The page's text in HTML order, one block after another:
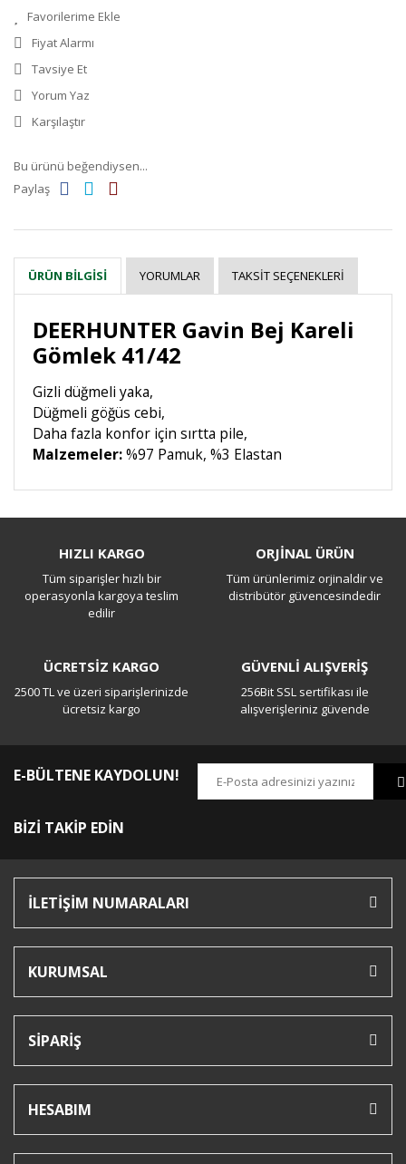
Fiyat Alarmı
Tavsiye Et
Yorum Yaz
Karşılaştır
Bu ürünü beğendiysen...
Paylaş
ÜRÜN BILGISI YORUMLAR TAKSIT SEÇENEKLERI
DEERHUNTER Gavin Bej Kareli
Gömlek 41/42
Gizli düğmeli yaka,
Düğmeli göğüs cebi,
Daha fazla konfor için sırtta pile,
Malzemeler:%97 Pamuk, %3 Elastan
Yorum Yaz
HIZLI KARGO
Tüm siparişler hızlı bir
operasyonla kargoya teslim
edilir
ORJİNAL ÜRÜN
Tüm ürünlerimiz orjinaldir ve
distribütör güvencesindedir
ÜCRETSİZ KARGO
2500 TL ve üzeri siparişlerinizde
ücretsiz kargo
GÜVENLİ ALIŞVERİŞ
256Bit SSL sertifikası ile
alışverişleriniz güvende
E-BÜLTENE KAYDOLUN!
BİZİ TAKİP EDİN
İLETİŞİM NUMARALARI
KURUMSAL
SİPARİŞ
HESABIM